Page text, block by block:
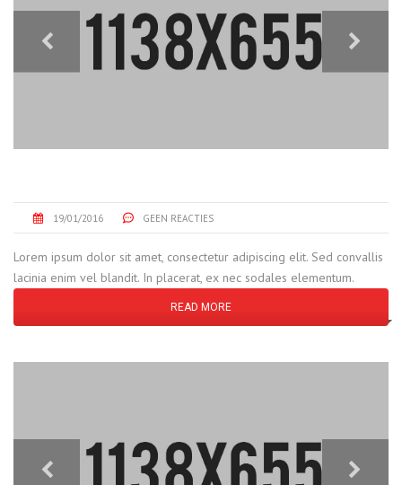
19/01/2016 GEEN REACTIES
Lorem ipsum dolor sit amet, consectetur adipiscing elit. Sed convallis
lacinia enim vel blandit. In placerat, ex nec sodales elementum.
READ MORE